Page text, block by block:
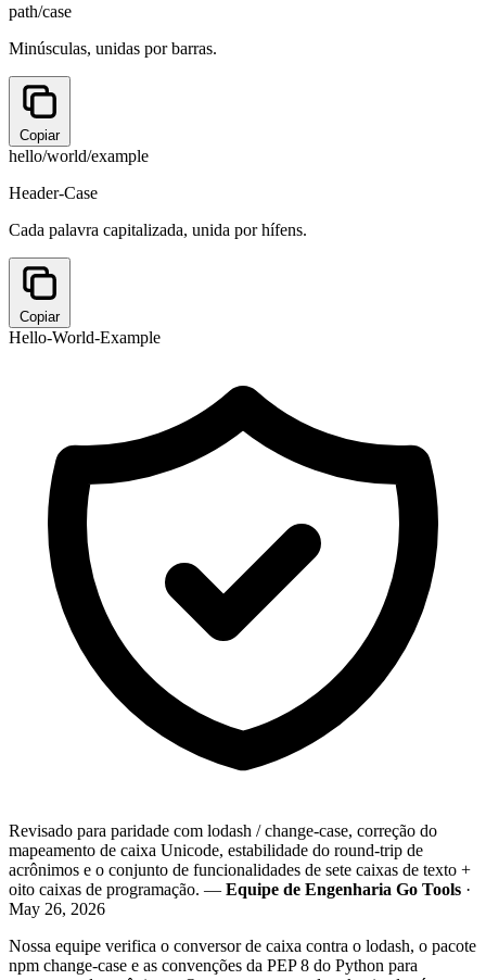
path/case
Minúsculas, unidas por barras.
Copiar
hello/world/example
Header-Case
Cada palavra capitalizada, unida por hífens.
Copiar
Hello-World-Example
Revisado para paridade com lodash / change-case, correção do
mapeamento de caixa Unicode, estabilidade do round-trip de
acrônimos e o conjunto de funcionalidades de sete caixas de texto +
oito caixas de programação. — Equipe de Engenharia Go Tools ·
May 26, 2026
Nossa equipe verifica o conversor de caixa contra o lodash, o pacote
npm change-case e as convenções da PEP 8 do Python para